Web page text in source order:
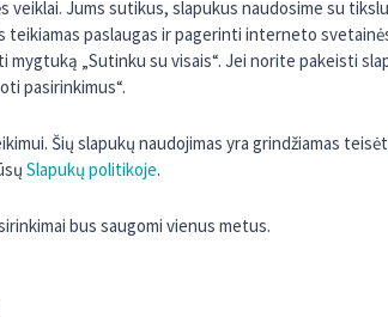
veiklai. Jums sutikus, slapukus naudosime su tikslu
paslaugas ir pagerinti interneto
„Sutinku su visais“. Jei norite pakeisti
pasirinkimus“.
Šių slapukų naudojimas yra grindžiamas
Slapukų politikoje.
bus saugomi vienus metus.
Unijoje taikomus įkainius, nariai/
metais.
ataskaita yra suformuojama kiekvienai nario/
kalendorinius metus yra parengiama(-os) iki
ataskaita pateikiama už laikotarpį nuo
gali gauti Komisinio atlyginimo ataskaitą(-as) už